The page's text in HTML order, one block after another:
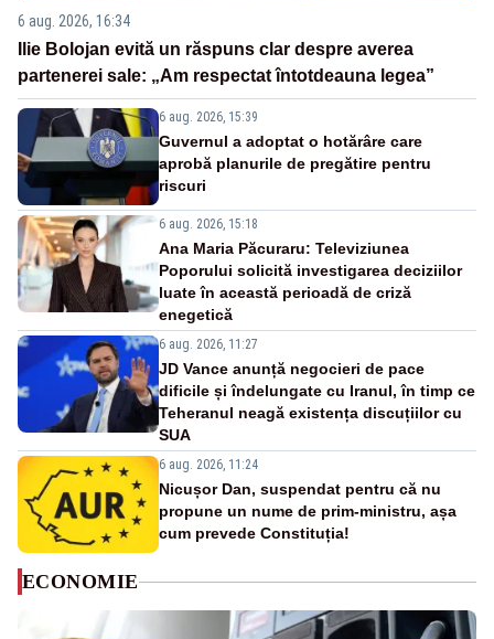
6 aug. 2026, 16:34
Ilie Bolojan evită un răspuns clar despre averea
partenerei sale: „Am respectat întotdeauna legea”
6 aug. 2026, 15:39
Guvernul a adoptat o hotărâre care
aprobă planurile de pregătire pentru
riscuri
6 aug. 2026, 15:18
Ana Maria Păcuraru: Televiziunea
Poporului solicită investigarea deciziilor
luate în această perioadă de criză
enegetică
6 aug. 2026, 11:27
JD Vance anunță negocieri de pace
dificile și îndelungate cu Iranul, în timp ce
Teheranul neagă existența discuțiilor cu
SUA
6 aug. 2026, 11:24
Nicușor Dan, suspendat pentru că nu
propune un nume de prim-ministru, așa
cum prevede Constituția!
ECONOMIE